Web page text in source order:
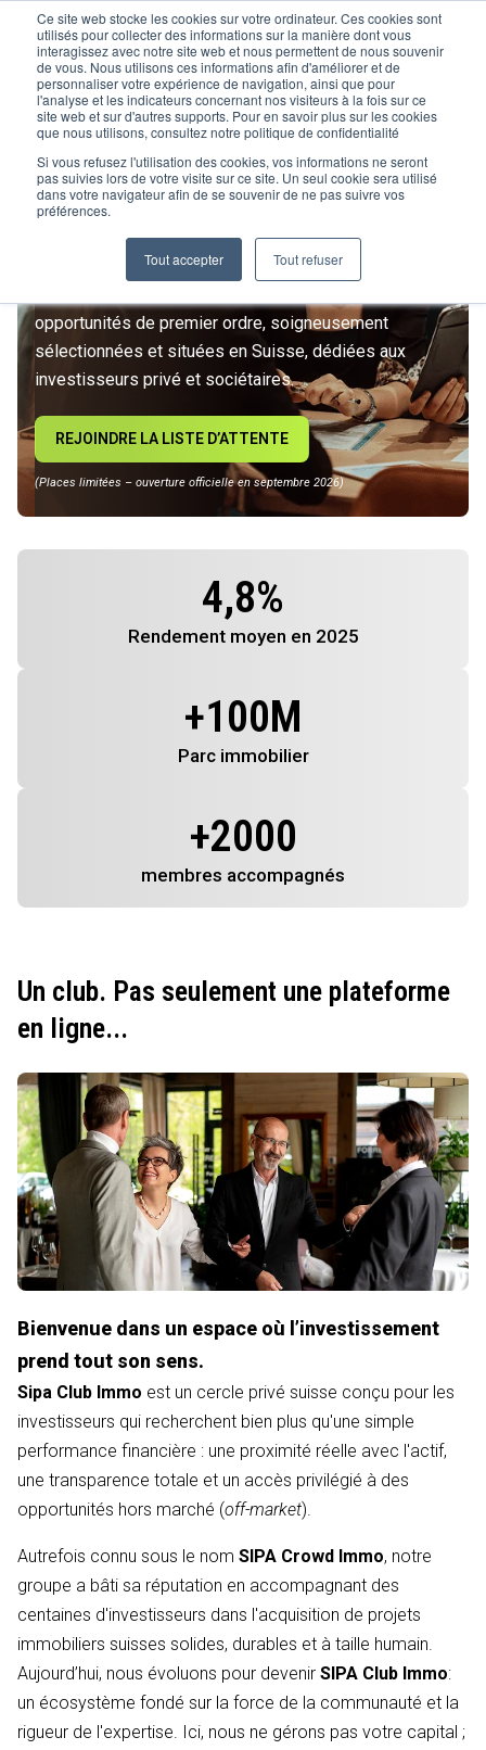
Ce site web stocke les cookies sur votre ordinateur. Ces cookies sont
utilisés pour collecter des informations sur la manière dont vous
interagissez avec notre site web et nous permettent de nous souvenir
de vous. Nous utilisons ces informations afin d'améliorer et de
personnaliser votre expérience de navigation, ainsi que pour
l'analyse et les indicateurs concernant nos visiteurs à la fois sur ce
site web et sur d'autres supports. Pour en savoir plus sur les cookies
que nous utilisons, consultez notre politique de confidentialité
Si vous refusez l'utilisation des cookies, vos informations ne seront
pas suivies lors de votre visite sur ce site. Un seul cookie sera utilisé
dans votre navigateur afin de se souvenir de ne pas suivre vos
préférences.
Tout accepter Tout refuser
L’IMMOBILIER
D’INVESTISSEMENT ENTRE
DANS UNE NOUVELLE ÈRE
Rejoignez le premier club privé d'investissement
opportunités de premier ordre, soigneusement
sélectionnées et situées en Suisse, dédiées aux
investisseurs privé et sociétaires.
REJOINDRE LA LISTE D’ATTENTE
(Places limitées – ouverture officielle en septembre 2026)
4,8%
Rendement moyen en 2025
+100M
Parc immobilier
+2000
membres accompagnés
Un club. Pas seulement une plateforme
en ligne...
Bienvenue dans un espace où l’investissement
prend tout son sens.
Sipa Club Immo est un cercle privé suisse conçu pour les
investisseurs qui recherchent bien plus qu'une simple
performance financière : une proximité réelle avec l'actif,
une transparence totale et un accès privilégié à des
opportunités hors marché (off-market).
Autrefois connu sous le nom SIPA Crowd Immo, notre
groupe a bâti sa réputation en accompagnant des
centaines d'investisseurs dans l'acquisition de projets
immobiliers suisses solides, durables et à taille humain.
Aujourd’hui, nous évoluons pour devenir SIPA Club Immo:
un écosystème fondé sur la force de la communauté et la
rigueur de l'expertise. Ici, nous ne gérons pas votre capital ;